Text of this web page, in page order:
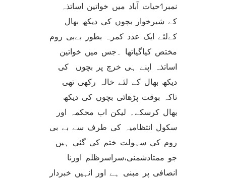
نمبر1حیات آباد میں خواتین اساتذہ
کے شیرخوار بچوں کی دیکھ بھال
کےلئے ایک عدد کمرہ بطور بےبی روم
مختص کیاگیاتھا ۔جس میں خواتین
اساتذہ اپنے ہی خرچ پر بچوں کی
دیکھ بھال کے لئے خالہ رکھی تھی
تاکہ بوقت پڑھائی بچوں کی دیکھ
بھال کرسکے۔ لیکن اب محکمہ اور
سکول انتظامیہ کی طرف سے بے بی
روم کی سہولت ختم کی گئی ہیں
جو ممتادشمنی،سراسرظلم اورنا
انصافی پر مبنی ہے اور انہیں خبردار